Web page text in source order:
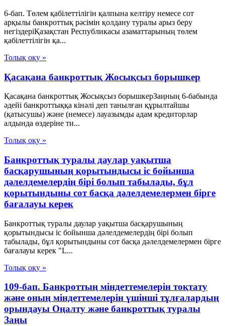
6-бап. Төлем қабілеттілігін қалпына келтіру немесе сот
арқылы банкроттық рәсімін қолдану туралы арыз беру
негіздеріҚазақстан Республикасы азаматтарының төлем
қабілеттілігін қа...
Толық оқу »
Қасақана банкроттық Жосықсыз борышкер
Қасақана банкроттық Жосықсыз борышкерЗаңның 6-бабында
әдейі банкроттыққа кінәлі деп танылған құрылтайшы
(қатысушы) және (немесе) лауазымды адам кредиторлар
алдында өздеріне ти...
Толық оқу »
Банкроттық туралы даулар уақытша
басқарушының қорытындысы іс бойынша
дәлелдемелердің бірі болып табылады, бұл
қорытындыны сот басқа дәлелдемелермен бірге
бағалауы керек
Банкроттық туралы даулар уақытша басқарушының
қорытындысы іс бойынша дәлелдемелердің бірі болып
табылады, бұл қорытындыны сот басқа дәлелдемелермен бірге
бағалауы керек "L...
Толық оқу »
109-бап. Банкроттың міндеттемелерін тоқтату
және оның міндеттемелерін үшінші тұлғалардың
орындауы Оңалту және банкроттық туралы
Заңы